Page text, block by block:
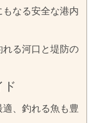
なる安全な港内
る河口と堤防の
ド
、釣れる魚も豊